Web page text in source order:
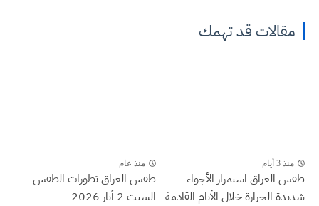
مقالات قد تهمك
منذ 3 أيام
طقس العراق ‏استمرار الأجواء
شديدة الحرارة خلال الأيام القادمة
منذ عام
طقس العراق تطورات الطقس
السبت 2 أيار 2026